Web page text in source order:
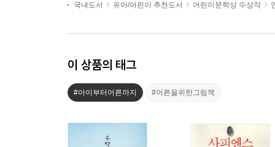
국내도서 유아/어린이 추천도서 어린이문학상 수상작
이 상품의 태그
#아이부터어른까지 #어른을위한그림책